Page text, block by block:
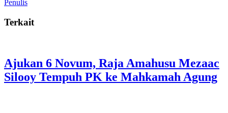
Penulis
Terkait
Ajukan 6 Novum, Raja Amahusu Mezaac
Silooy Tempuh PK ke Mahkamah Agung